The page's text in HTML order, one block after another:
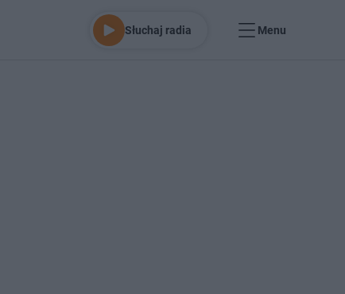
Słuchaj radia Menu